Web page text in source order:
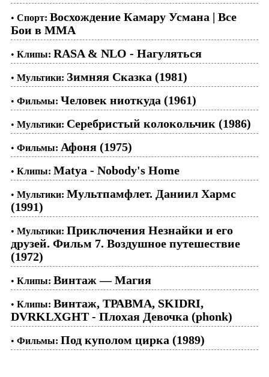
• Спорт: Восхождение Камару Усмана | Все
Бои в ММА
• Клипы: RASA & NLO - Нагуляться
• Мультики: Зимняя Сказка (1981)
• Фильмы: Человек ниоткуда (1961)
• Мультики: Серебристый колокольчик (1986)
• Фильмы: Афоня (1975)
• Клипы: Matya - Nobody's Home
• Мультики: Мультпамфлет. Даниил Хармс
(1991)
• Мультики: Приключения Незнайки и его
друзей. Фильм 7. Воздушное путешествие
(1972)
• Клипы: Винтаж — Магия
• Клипы: Винтаж, ТРАВМА, SKIDRI,
DVRKLXGHT - Плохая Девочка (phonk)
• Фильмы: Под куполом цирка (1989)